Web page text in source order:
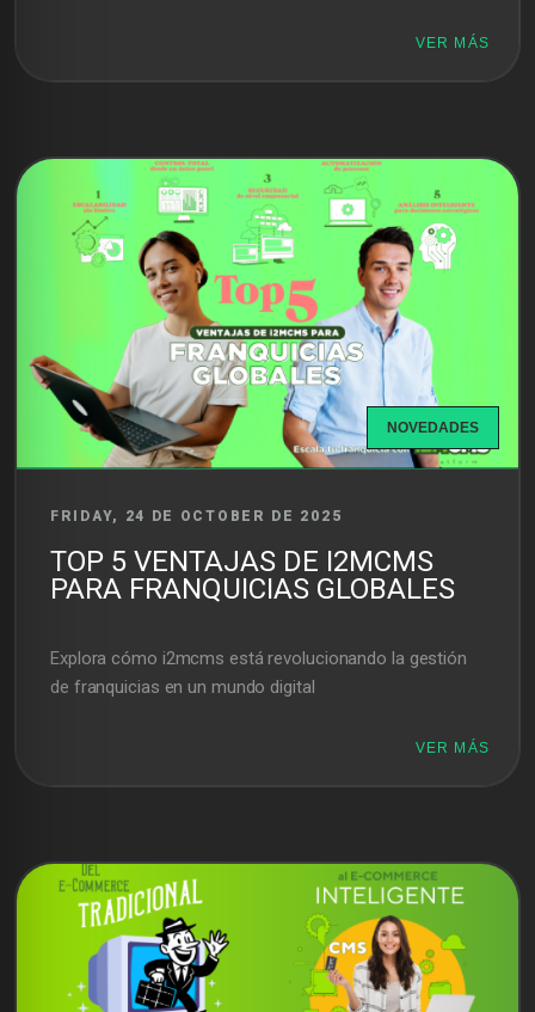
VER MÁS
NOVEDADES
FRIDAY, 24 DE OCTOBER DE 2025
TOP 5 VENTAJAS DE I2MCMS
PARA FRANQUICIAS GLOBALES
Explora cómo i2mcms está revolucionando la gestión
de franquicias en un mundo digital
VER MÁS